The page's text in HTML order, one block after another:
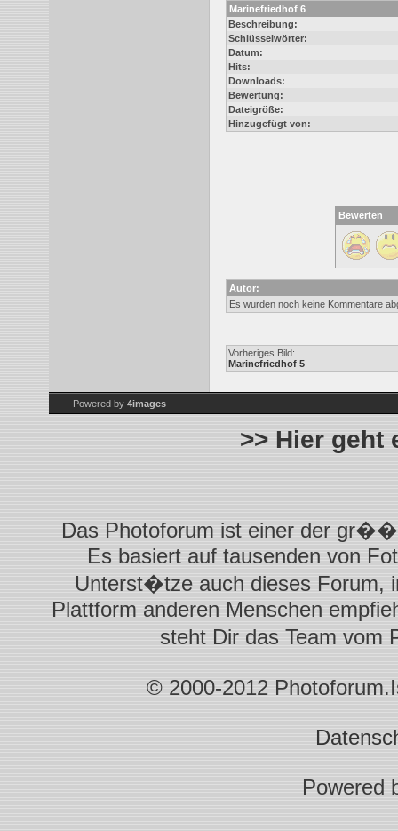
Marinefriedhof 6
Beschreibung:
Schlüsselwörter:
Datum:
Hits:
Downloads:
Bewertung:
Dateigröße:
Hinzugefügt von:
Bewerten
Autor:
Es wurden noch keine Kommentare
Vorheriges Bild:
Marinefriedhof 5
Powered by 4images
>> Hier geht
Das Photoforum ist einer der
Es basiert auf tausenden von
Unterst�tze auch dieses Forum,
Plattform anderen Menschen
steht Dir das Team vom
© 2000-2012
Powered